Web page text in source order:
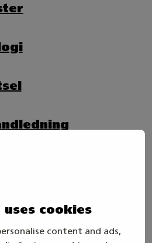
cookies
content and ads,